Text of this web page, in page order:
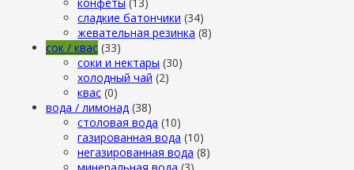
сладкие батончики (34)
жевательная резинка (8)
сок / квас (33)
соки и нектары (30)
холодный чай (2)
квас (0)
вода / лимонад (38)
столовая вода (10)
газированная вода (10)
негазированная вода (8)